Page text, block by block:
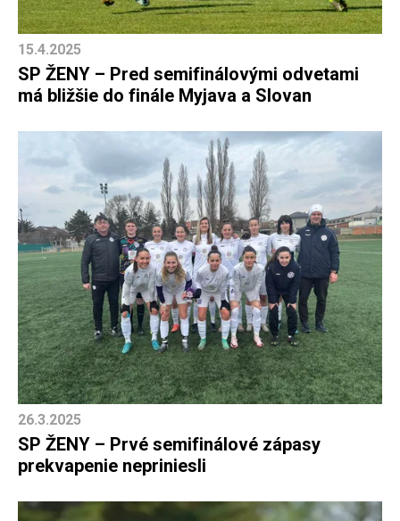
15.4.2025
SP ŽENY – Pred semifinálovými odvetami
má bližšie do finále Myjava a Slovan
26.3.2025
SP ŽENY – Prvé semifinálové zápasy
prekvapenie nepriniesli